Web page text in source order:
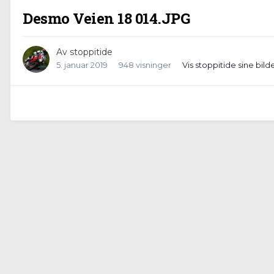
Desmo Veien 18 014.JPG
Av stoppitide
5. januar 2019 948 visninger Vis stoppitide sine